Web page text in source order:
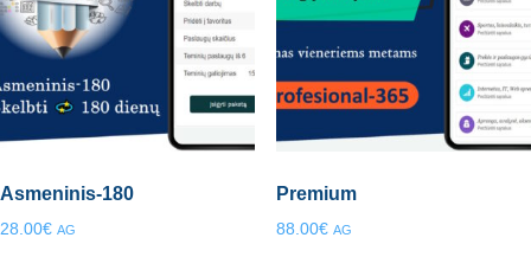
Asmeninis-180
28.00€ AG
Premium
88.00€ AG